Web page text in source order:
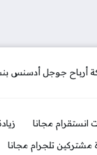
جوجل أدسنس بنسبة 85% مع موقع المربح
انستقرام مجانا
مشتركين تلجرام مجانا